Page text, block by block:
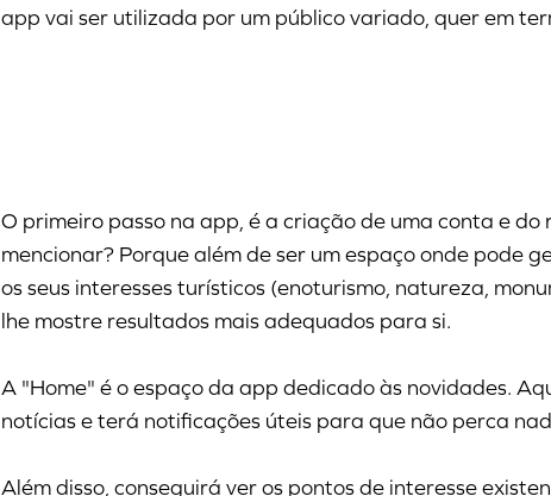
app vai ser utilizada por um público variado, quer em
O primeiro passo na app, é a criação de uma conta e
mencionar? Porque além de ser um espaço onde pode
os seus interesses turísticos (enoturismo, natureza,
lhe mostre resultados mais adequados para si.
A "Home" é o espaço da app dedicado às novidades.
notícias e terá notificações úteis para que não perca
Além disso, conseguirá ver os pontos de interesse